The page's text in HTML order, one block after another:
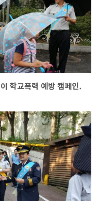
학교폭력 예방 캠페인.